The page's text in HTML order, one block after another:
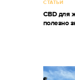
СТАТЬИ
CBD для
полезно